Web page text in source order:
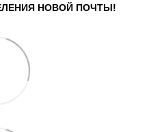
НОВОЙ ПОЧТЫ!